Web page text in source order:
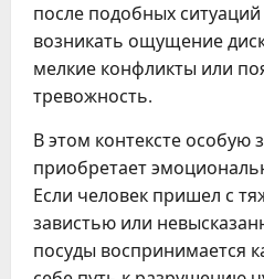
после подобных
возникать ощущение
мелкие конфликты или
тревожность.
В этом контексте особую
приобретает
Если человек пришел с
завистью или
посуды воспринимается